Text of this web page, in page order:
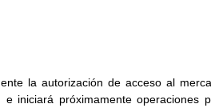
la autorización de acceso al
iniciará próximamente operaciones